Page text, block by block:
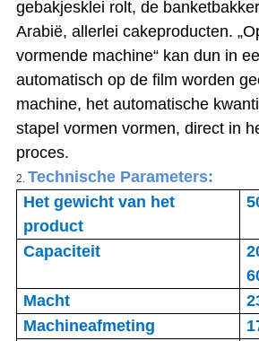
gebakjesklei rolt, de
Arabië, allerlei cakeproducten.
vormende machine“ kan dun in
automatisch op de film worden
machine, het automatische
stapel vormen vormen, direct in
proces.
2. Technische Parameters:
Het gewicht van het
product
Capaciteit
Macht
Machineafmeting